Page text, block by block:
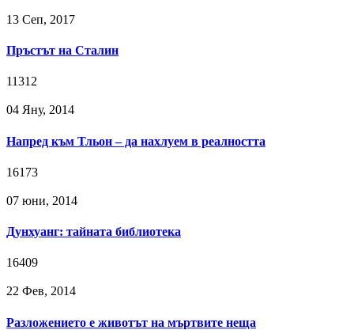
13 Сeп, 2017
Пръстът на Сталин
11312
04 Яну, 2014
Напред към Тльон – да нахлуем в реалността
16173
07 юни, 2014
Дунхуанг: тайната библиотека
16409
22 Фев, 2014
Разложението е животът на мъртвите неща